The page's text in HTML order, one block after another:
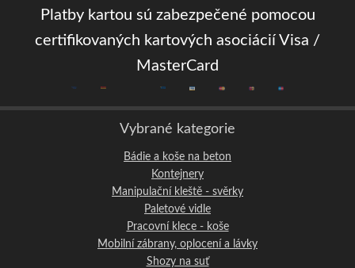
Platby kartou sú zabezpečené pomocou
certifikovaných kartových asociácií Visa /
MasterCard
Vybrané kategorie
Bádie a koše na beton
Kontejnery
Manipulační kleště - svěrky
Paletové vidle
Pracovní klece - koše
Mobilní zábrany, oplocení a lávky
Shozy na suť